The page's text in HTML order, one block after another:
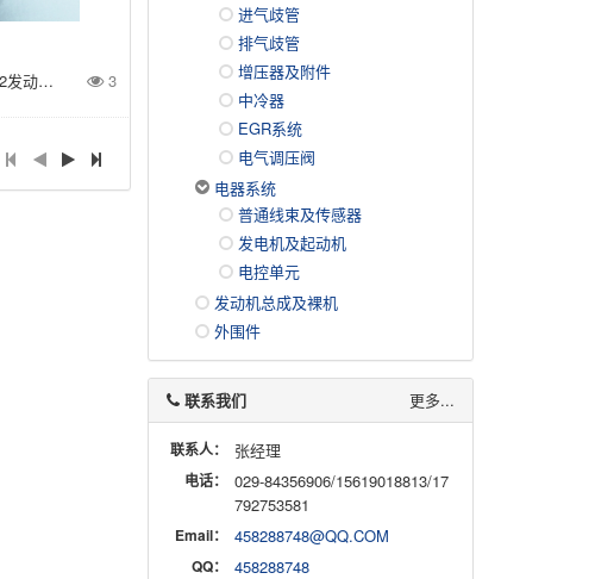
612630061100适用潍柴WP12发动机惰轮 3
进气歧管
排气歧管
增压器及附件
中冷器
EGR系统
电气调压阀
电器系统
普通线束及传感器
发电机及起动机
电控单元
发动机总成及裸机
外围件
联系我们 更多...
联系人： 张经理
电话：
029-84356906/15619018813/17
792753581
Email： 458288748@QQ.COM
QQ： 458288748